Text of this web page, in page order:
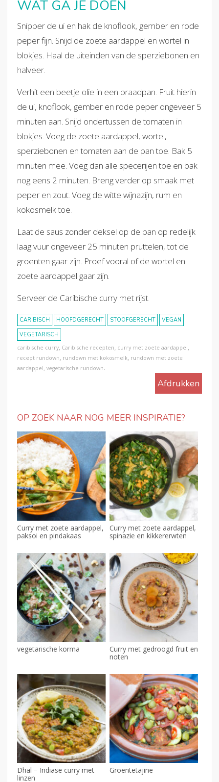
WAT GA JE DOEN
Snipper de ui en hak de knoflook, gember en rode
peper fijn. Snijd de zoete aardappel en wortel in
blokjes. Haal de uiteinden van de sperziebonen en
halveer.
Verhit een beetje olie in een braadpan. Fruit hierin
de ui, knoflook, gember en rode peper ongeveer 5
minuten aan. Snijd ondertussen de tomaten in
blokjes. Voeg de zoete aardappel, wortel,
sperziebonen en tomaten aan de pan toe. Bak 5
minuten mee. Voeg dan alle specerijen toe en bak
nog eens 2 minuten. Breng verder op smaak met
peper en zout. Voeg de witte wijnazijn, rum en
kokosmelk toe.
Laat de saus zonder deksel op de pan op redelijk
laag vuur ongeveer 25 minuten pruttelen, tot de
groenten gaar zijn. Proef vooral of de wortel en
zoete aardappel gaar zijn.
Serveer de Caribische curry met rijst.
CARIBISCH HOOFDGERECHT STOOFGERECHT
VEGAN
VEGETARISCH
caribische curry Caribische recepten curry met zoete aardappel
recept rundown rundown met kokosmelk rundown met zoete
aardappel vegetarische rundown.
Afdrukken
OP ZOEK NAAR NOG MEER INSPIRATIE?
Curry met zoete aardappel,
paksoi en pindakaas
Curry met zoete aardappel,
spinazie en kikkererwten
vegetarische korma
Curry met gedroogd fruit en
noten
Dhal – Indiase curry met
linzen
Groentetajine